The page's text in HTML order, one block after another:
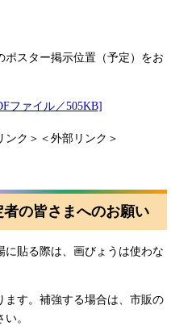
スター掲示位置（予定）をお
ファイル／505KB]
ンク＞ ＜外部リンク＞
の皆さまへのお願い
貼る際は、画びょうは使わな
ます。補強する場合は、市販の
。